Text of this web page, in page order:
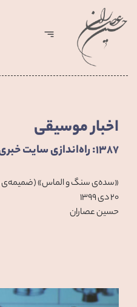
اخبار موسیقی
۱۳۸۷: راه‌اندازی سایت خبری «موسیقی ما»
«سده‌ی سنگ و الماس» (ضمیمه‌ی
۲۰ دی ۱۳۹۹
حسین عصاران